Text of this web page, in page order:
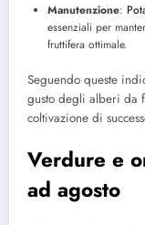
Manutenzione:
essenziali per
fruttifera ottimale.
Seguendo queste
gusto degli alberi da
coltivazione di
Verdure e
ad agosto